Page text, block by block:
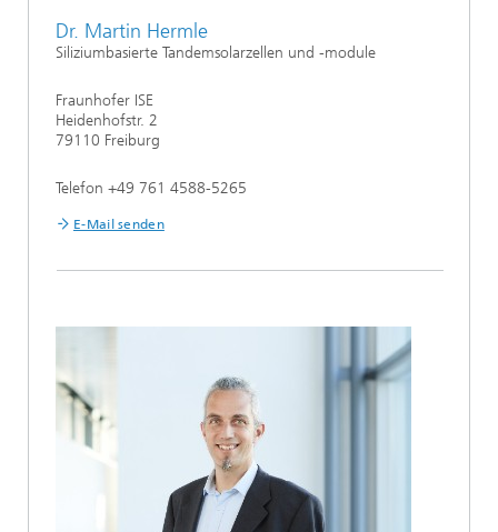
Dr. Martin Hermle
Siliziumbasierte Tandemsolarzellen und -module
Fraunhofer ISE
Heidenhofstr. 2
79110 Freiburg
Telefon +49 761 4588-5265
E-Mail senden